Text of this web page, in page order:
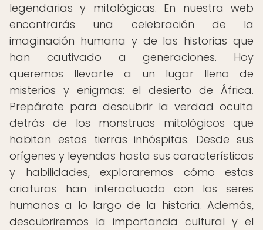
legendarias y mitológicas. En nuestra web
encontrarás una celebración de la
imaginación humana y de las historias que
han cautivado a generaciones. Hoy
queremos llevarte a un lugar lleno de
misterios y enigmas: el desierto de África.
Prepárate para descubrir la verdad oculta
detrás de los monstruos mitológicos que
habitan estas tierras inhóspitas. Desde sus
orígenes y leyendas hasta sus características
y habilidades, exploraremos cómo estas
criaturas han interactuado con los seres
humanos a lo largo de la historia. Además,
descubriremos la importancia cultural y el